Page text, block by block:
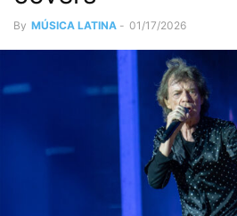
By MÚSICA LATINA - 01/17/2026